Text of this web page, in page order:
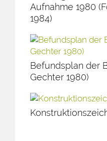
Aufnahme 1980
1984)
Befundsplan der
Gechter 1980)